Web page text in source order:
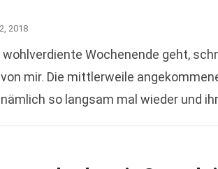
2018
wohlverdiente Wochenende geht,
mir. Die mittlerweile
so langsam mal wieder und